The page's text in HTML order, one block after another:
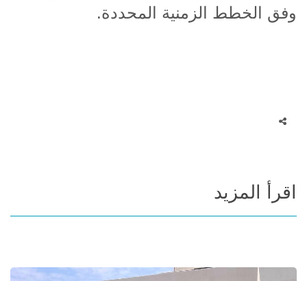
وفق الخطط الزمنية المحددة.
اقرأ المزيد